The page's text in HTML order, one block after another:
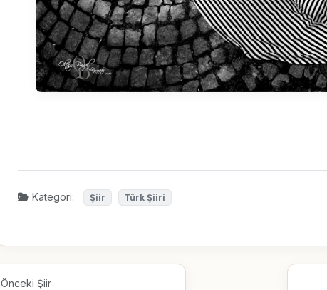
Kategori: Şiir Türk Şiiri
Önceki Şiir